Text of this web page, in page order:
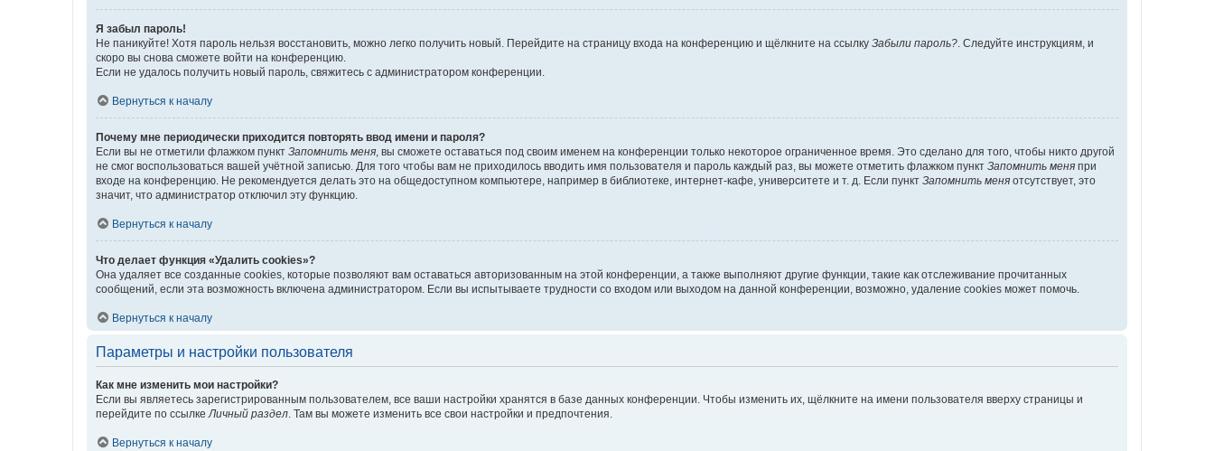
Я забыл пароль!
Не паникуйте! Хотя пароль нельзя восстановить, можно легко получить новый. Перейдите на страницу входа на конференцию и щёлкните на ссылку Забыли пароль? . Следуйте инструкциям, и
скоро вы снова сможете войти на конференцию.
Если не удалось получить новый пароль, свяжитесь с администратором конференции.
Вернуться к началу
Почему мне периодически приходится повторять ввод имени и пароля?
Если вы не отметили флажком пункт Запомнить меня , вы сможете оставаться под своим именем на конференции только некоторое ограниченное время. Это сделано для того, чтобы никто другой
не смог воспользоваться вашей учётной записью. Для того чтобы вам не приходилось вводить имя пользователя и пароль каждый раз, вы можете отметить флажком пункт Запомнить меня при
входе на конференцию. Не рекомендуется делать это на общедоступном компьютере, например в библиотеке, интернет-кафе, университете и т. д. Если пункт Запомнить меня отсутствует, это
значит, что администратор отключил эту функцию.
Вернуться к началу
Что делает функция «Удалить cookies»?
Она удаляет все созданные cookies, которые позволяют вам оставаться авторизованным на этой конференции, а также выполняют другие функции, такие как отслеживание прочитанных
сообщений, если эта возможность включена администратором. Если вы испытываете трудности со входом или выходом на данной конференции, возможно, удаление cookies может помочь.
Вернуться к началу
Параметры и настройки пользователя
Как мне изменить мои настройки?
Если вы являетесь зарегистрированным пользователем, все ваши настройки хранятся в базе данных конференции. Чтобы изменить их, щёлкните на имени пользователя вверху страницы и
перейдите по ссылке Личный раздел . Там вы можете изменить все свои настройки и предпочтения.
Вернуться к началу